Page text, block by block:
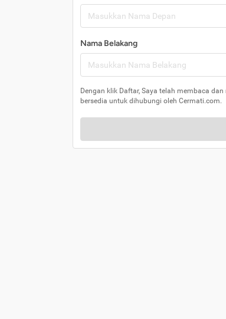
Nama Belakang
Dengan klik Daftar, Saya telah membaca dan
bersedia untuk dihubungi oleh Cermati.com.